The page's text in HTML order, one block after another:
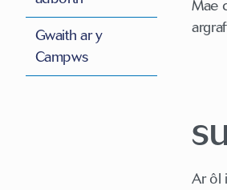
Mae
Ar ôl
Gwaith ar y
Campws